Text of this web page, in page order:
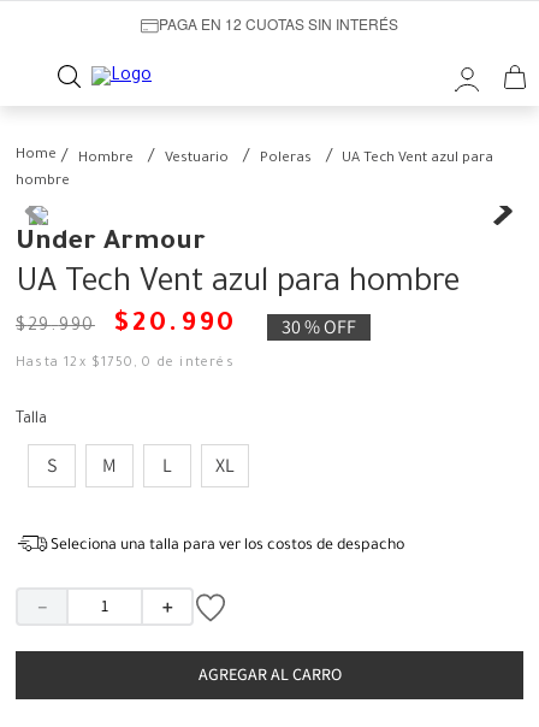
PAGA EN 12 CUOTAS SIN INTERÉS
Hombre Vestuario Poleras
UA Tech Vent azul para
hombre
Under Armour
UA Tech Vent azul para hombre
$29.990 $ 20 . 990 30 %OFF
Hasta12 x $1750 ,0 de interés
Talla
S M L XL
Seleciona una talla para ver los costos de despacho
＋
－
AGREGAR AL CARRO